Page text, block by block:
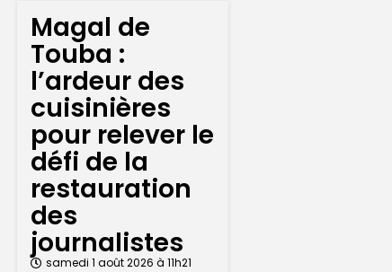
Magal de
Touba :
l’ardeur des
cuisinières
pour relever le
défi de la
restauration
des
journalistes
samedi 1 août 2026 à 11h21